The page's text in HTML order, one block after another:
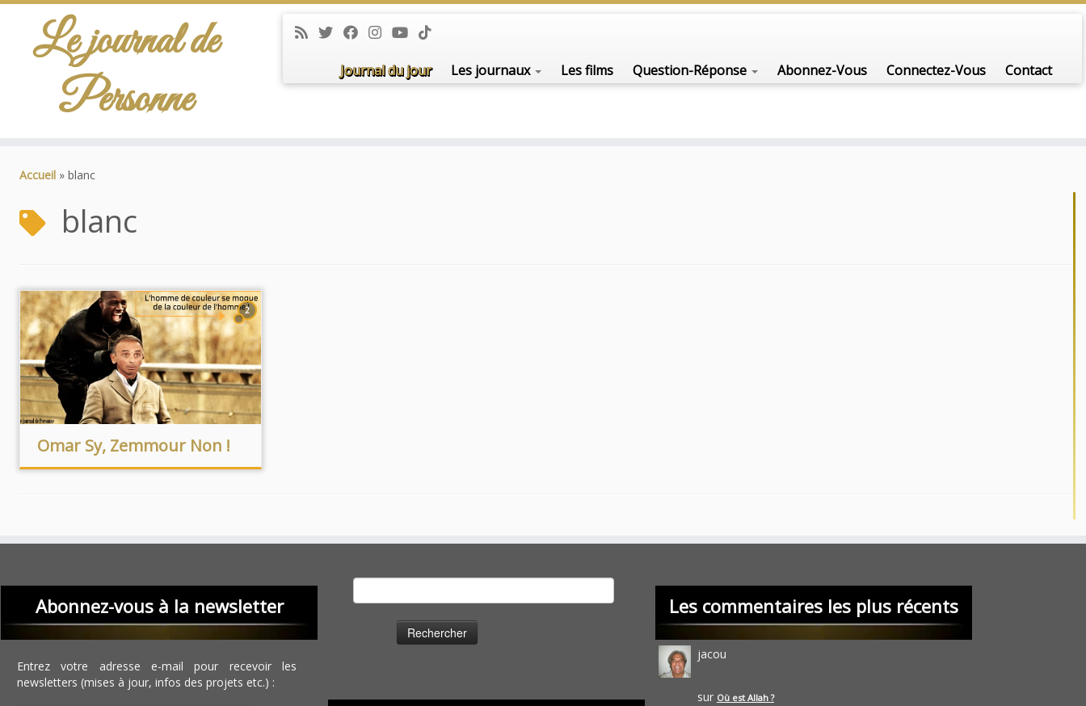
Le journal de
Personne
Journal du jour Les journaux Les films Question-Réponse Abonnez-Vous Connectez-Vous Contact
Accueil » blanc
blanc
2
Omar Sy, Zemmour Non !
Abonnez-vous à la newsletter
Entrez votre adresse e-mail pour recevoir les
newsletters (mises à jour, infos des projets etc.) :
Les commentaires les plus récents
jacou
sur Où est Allah ?